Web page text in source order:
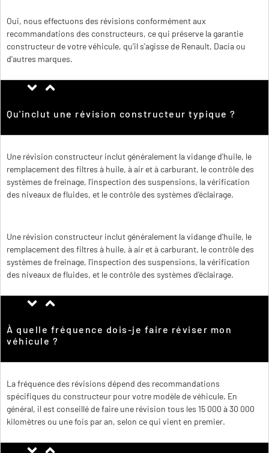
Oui, nous effectuons des révisions conformément aux
recommandations des constructeurs, ce qui préserve la garantie
constructeur de votre véhicule, qu'il s'agisse de Renault, Dacia ou
d'autres marques.
Qu'inclut une révision constructeur typique ?
Une révision constructeur inclut généralement la vidange d'huile, le
remplacement des filtres à huile, à air et à carburant, le contrôle des
systèmes de freinage, l'inspection des suspensions, la vérification
des niveaux de fluides, et le contrôle des systèmes d'éclairage.
Une révision constructeur inclut généralement la vidange d'huile, le
remplacement des filtres à huile, à air et à carburant, le contrôle des
systèmes de freinage, l'inspection des suspensions, la vérification
des niveaux de fluides, et le contrôle des systèmes d'éclairage.
À quelle fréquence dois-je faire réviser mon
véhicule ?
La fréquence des révisions dépend des recommandations
spécifiques du constructeur pour votre modèle de véhicule. En
général, il est conseillé de faire une révision tous les 15 000 à 30 000
kilomètres ou une fois par an, selon ce qui vient en premier.